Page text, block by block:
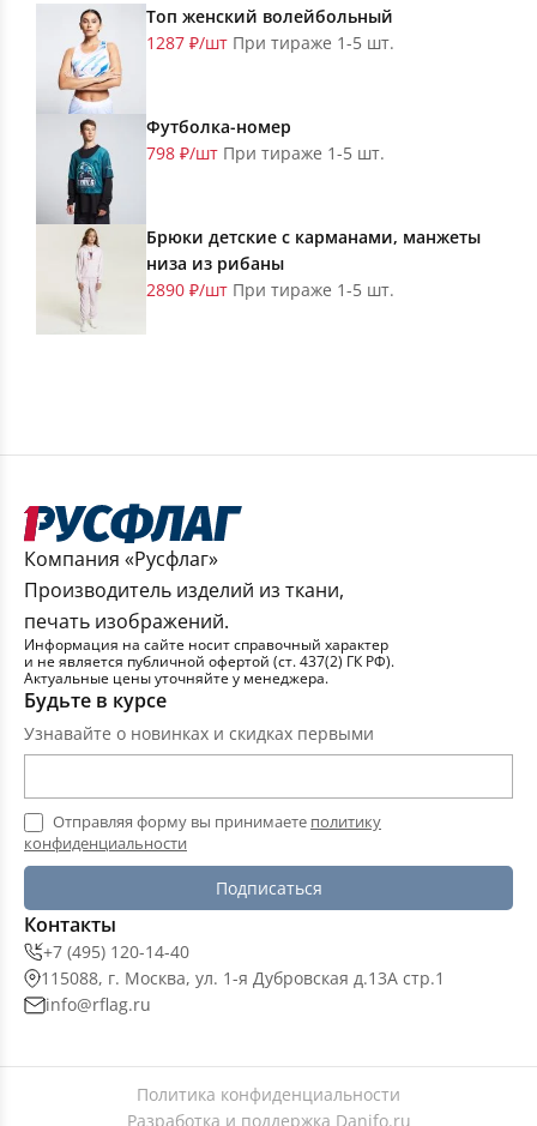
Топ женский волейбольный
1287 ₽/шт При тираже 1-5 шт.
Футболка-номер
798 ₽/шт При тираже 1-5 шт.
Брюки детские с карманами, манжеты
низа из рибаны
2890 ₽/шт При тираже 1-5 шт.
Компания «Русфлаг»
Производитель изделий из ткани,
печать изображений.
Информация на сайте носит справочный характер
и не является публичной офертой (ст. 437(2) ГК РФ).
Актуальные цены уточняйте у менеджера.
Будьте в курсе
Узнавайте о новинках и скидках первыми
Отправляя форму вы принимаете политику
конфиденциальности
Подписаться
Контакты
+7 (495) 120-14-40
115088, г. Москва, ул. 1-я Дубровская д.13А стр.1
info@rflag.ru
Политика конфиденциальности
Разработка и поддержка Danifo.ru